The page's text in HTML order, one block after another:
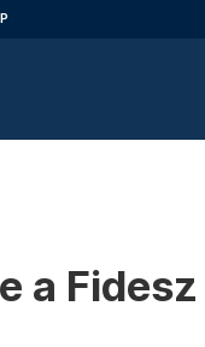
a